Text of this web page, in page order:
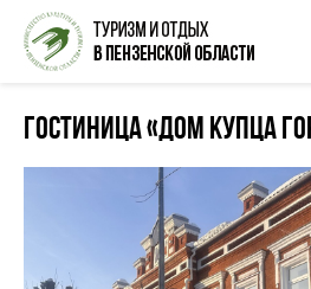
Гостиница «Дом купца